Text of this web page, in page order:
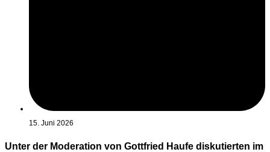
15. Juni 2026
Unter der Moderation von Gottfried Haufe diskutierten im